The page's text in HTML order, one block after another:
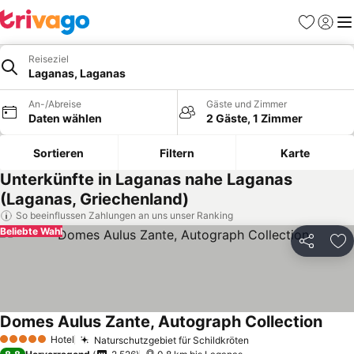
Favoriten
Reiseziel
Laganas, Laganas
An-/Abreise
Daten wählen
Gäste und Zimmer
2 Gäste, 1 Zimmer
Sortieren Filtern Karte
Unterkünfte in Laganas nahe Laganas
(Laganas, Griechenland)
So beeinflussen Zahlungen an uns unser Ranking
Teilen
Beliebte Wahl
5 Sterne Hotel Naturschutzgebiet für Schildkröten
Domes Aulus Zante, Autograph Collection